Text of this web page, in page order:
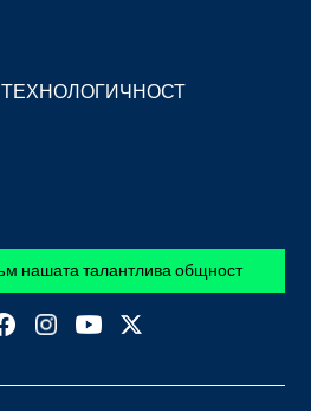
нашата талантлива общност